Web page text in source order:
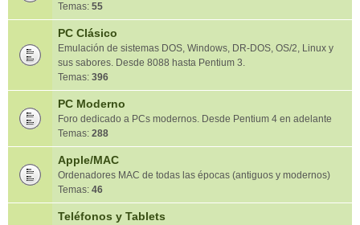
Temas: 55
PC Clásico
Emulación de sistemas DOS, Windows, DR-DOS, OS/2, Linux y
sus sabores. Desde 8088 hasta Pentium 3.
Temas: 396
PC Moderno
Foro dedicado a PCs modernos. Desde Pentium 4 en adelante
Temas: 288
Apple/MAC
Ordenadores MAC de todas las épocas (antiguos y modernos)
Temas: 46
Teléfonos y Tablets